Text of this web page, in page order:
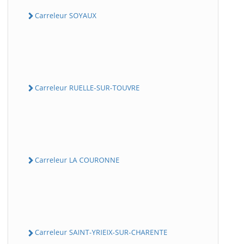
Carreleur SOYAUX
Carreleur RUELLE-SUR-TOUVRE
Carreleur LA COURONNE
Carreleur SAINT-YRIEIX-SUR-CHARENTE